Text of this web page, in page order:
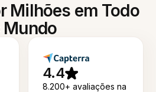
Milhões em Todo
Mundo
4.4
8.200+ avaliações na